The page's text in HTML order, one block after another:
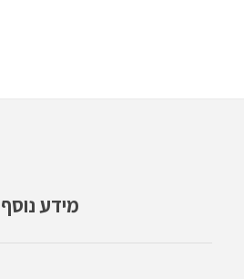
מידע נוסף